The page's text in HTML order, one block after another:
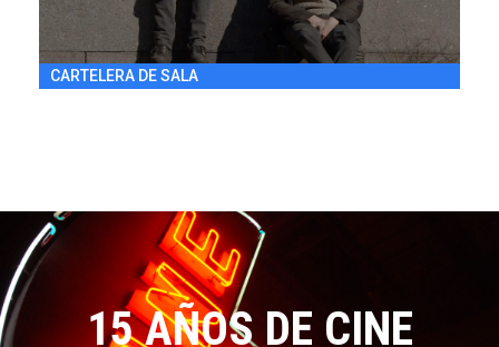
CARTELERA DE SALA
15 AÑOS DE CINE